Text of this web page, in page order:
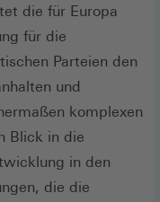
die für Europa
für die
Parteien den
und
komplexen
Blick in die
in den
die die